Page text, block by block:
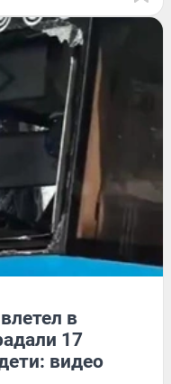
в
17
видео